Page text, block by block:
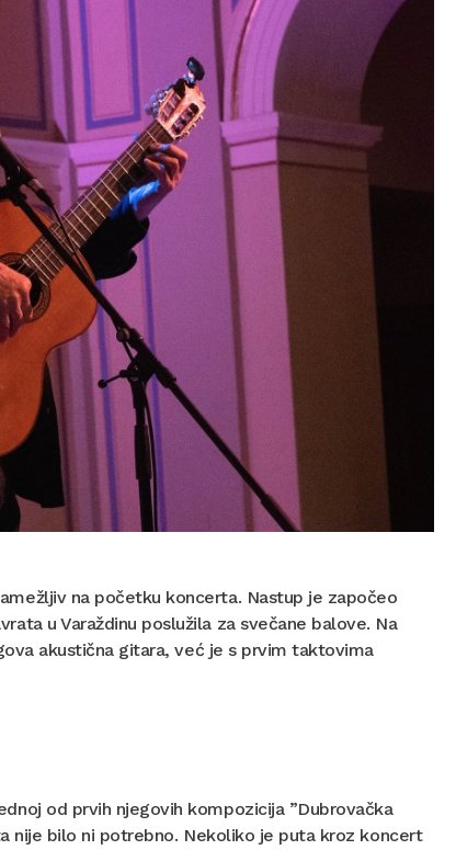
na početku koncerta. Nastup je započeo
u Varaždinu poslužila za svečane balove. Na
akustična gitara, već je s prvim taktovima
od prvih njegovih kompozicija ”Dubrovačka
nije bilo ni potrebno. Nekoliko je puta kroz koncert